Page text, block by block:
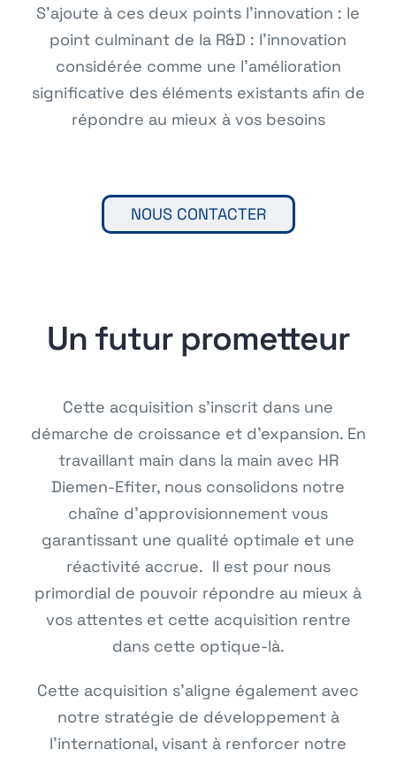
S’ajoute à ces deux points l’innovation : le
point culminant de la R&D : l’innovation
considérée comme une l’amélioration
significative des éléments existants afin de
répondre au mieux à vos besoins
NOUS CONTACTER
Un futur prometteur
Cette acquisition s’inscrit dans une
démarche de croissance et d’expansion. En
travaillant main dans la main avec HR
Diemen-Efiter, nous consolidons notre
chaîne d’approvisionnement vous
garantissant une qualité optimale et une
réactivité accrue. Il est pour nous
primordial de pouvoir répondre au mieux à
vos attentes et cette acquisition rentre
dans cette optique-là.
Cette acquisition s’aligne également avec
notre stratégie de développement à
l’international, visant à renforcer notre